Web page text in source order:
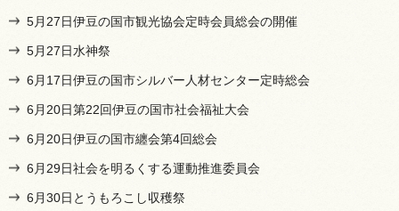
5月27日伊豆の国市観光協会定時会員総会の開催
5月27日水神祭
6月17日伊豆の国市シルバー人材センター定時総会
6月20日第22回伊豆の国市社会福祉大会
6月20日伊豆の国市纏会第4回総会
6月29日社会を明るくする運動推進委員会
6月30日とうもろこし収穫祭